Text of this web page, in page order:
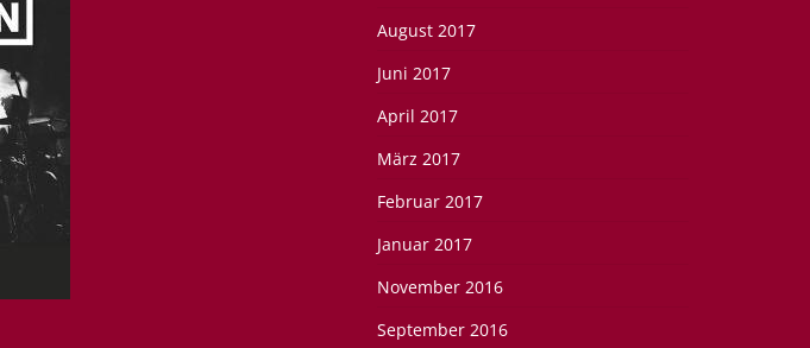
August 2017
Juni 2017
April 2017
März 2017
Februar 2017
Januar 2017
November 2016
September 2016